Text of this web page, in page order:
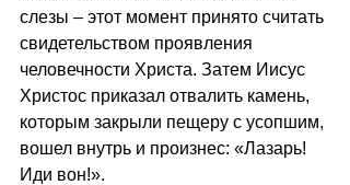
слезы – этот момент принято считать
свидетельством проявления
человечности Христа. Затем Иисус
Христос приказал отвалить камень,
которым закрыли пещеру с усопшим,
вошел внутрь и произнес: «Лазарь!
Иди вон!».